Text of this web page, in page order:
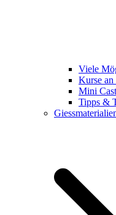
Viele
Kurse
Mini
Tipps &